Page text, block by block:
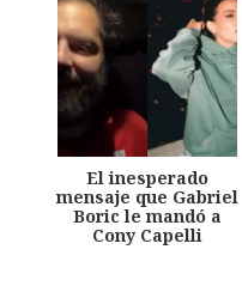
El inesperado
mensaje que Gabriel
Boric le mandó a
Cony Capelli